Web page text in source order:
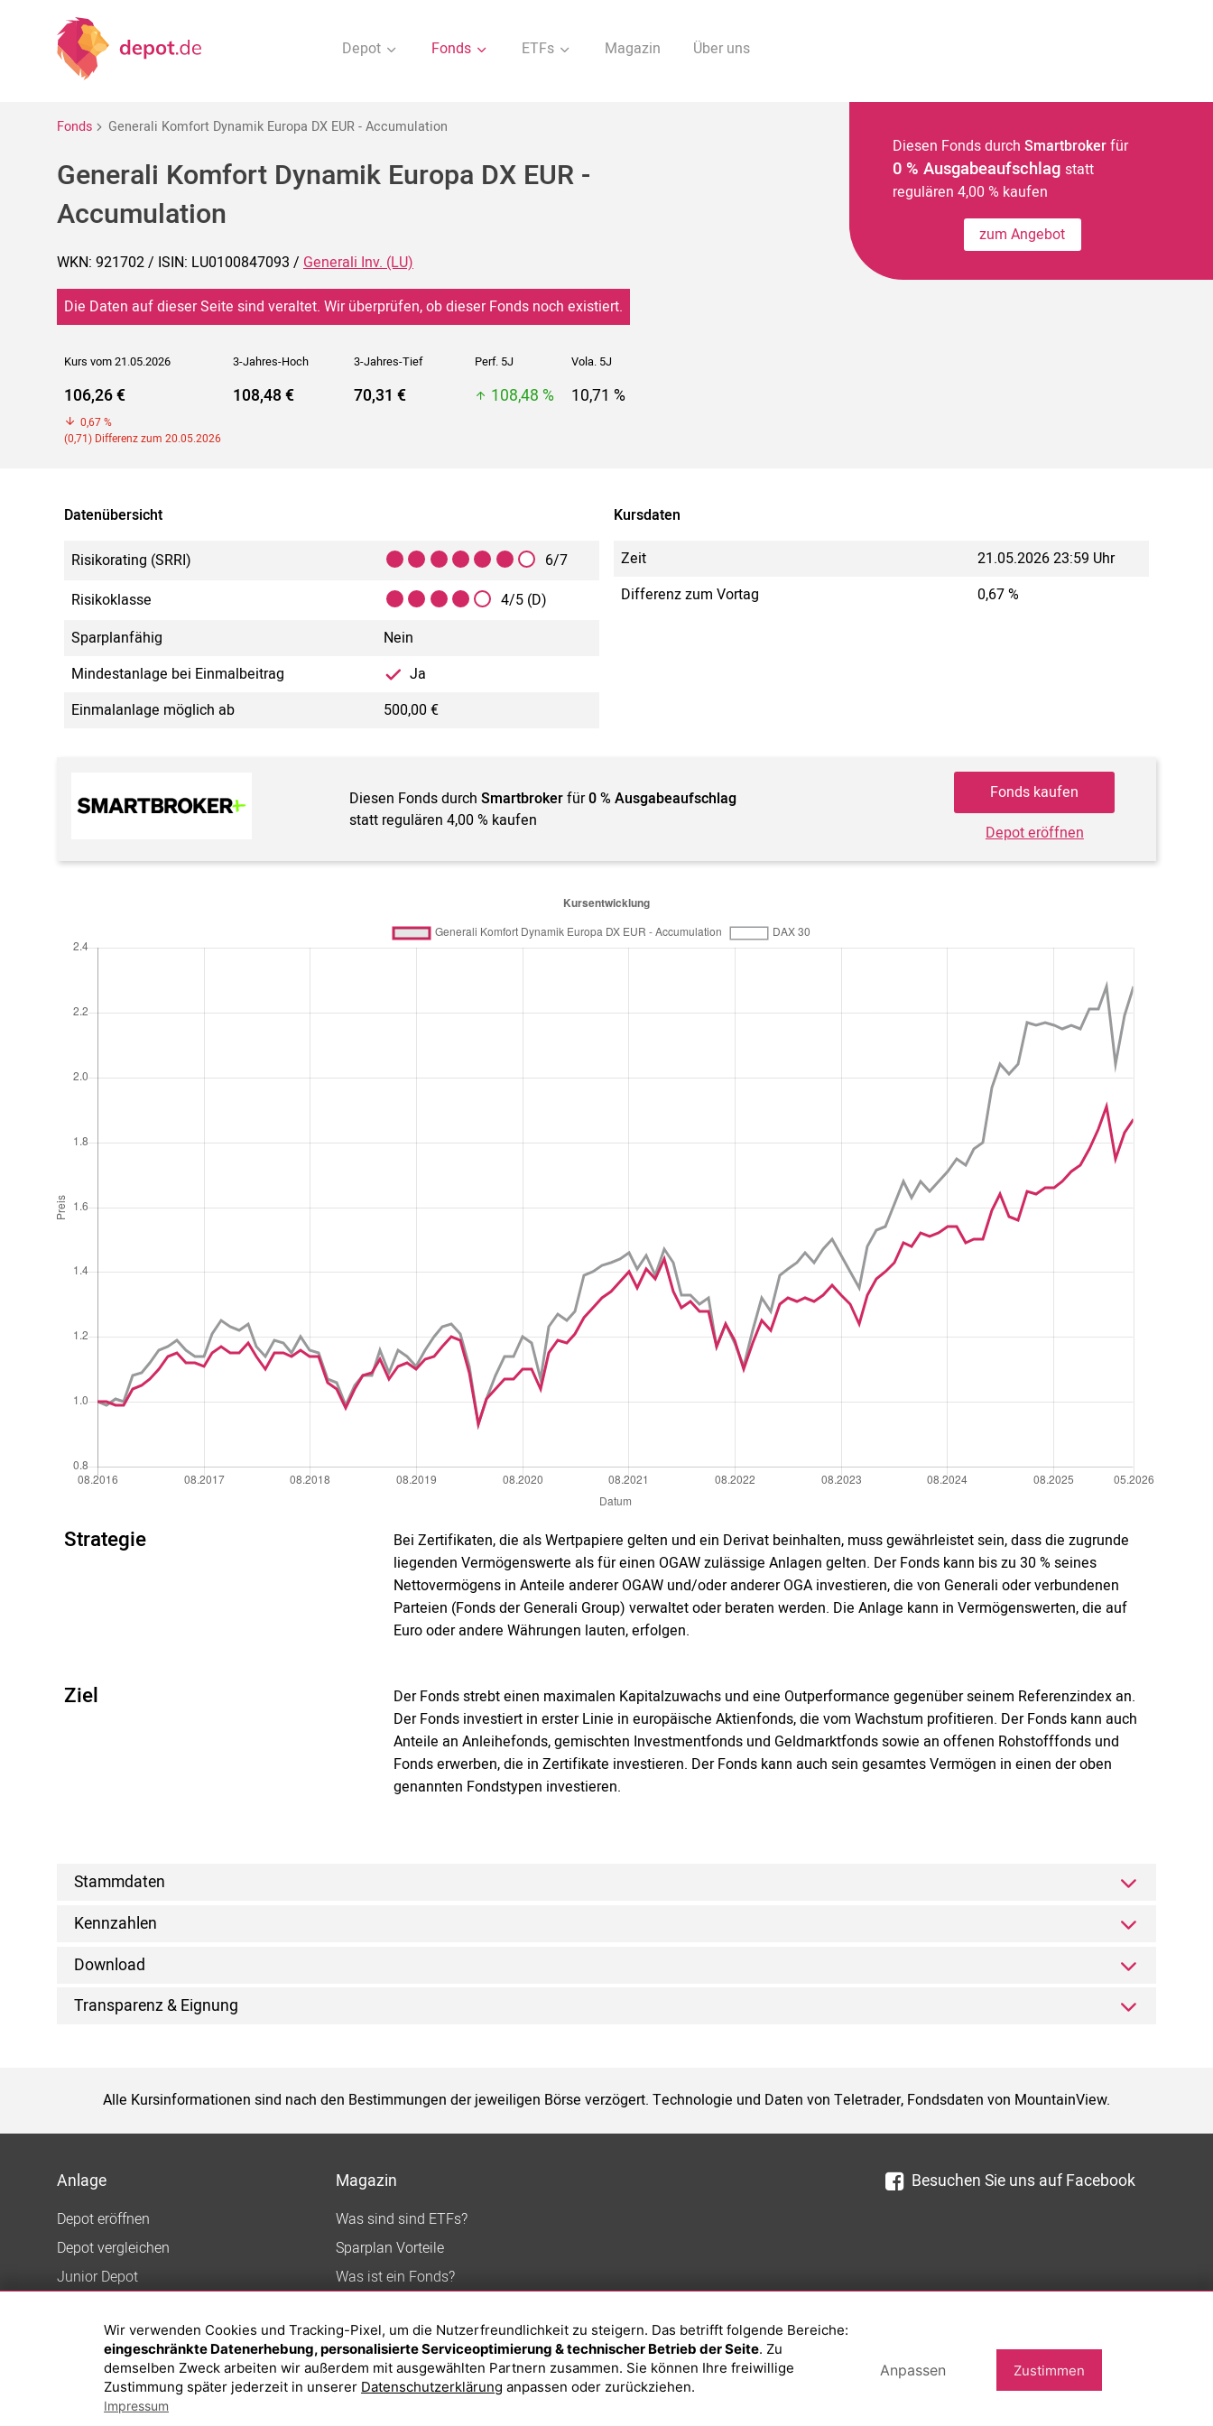
Depot Fonds ETFs Magazin Über uns
Fonds Generali Komfort Dynamik Europa DX EUR - Accumulation
Generali Komfort Dynamik Europa DX EUR -
Accumulation
WKN: 921702 / ISIN: LU0100847093 / Generali Inv. (LU)
Die Daten auf dieser Seite sind veraltet. Wir überprüfen, ob dieser Fonds noch existiert.
Kurs vom 21.05.2026 3-Jahres-Hoch 3-Jahres-Tief Perf. 5J Vola. 5J
106,26 €
0,67 %
(0,71) Differenz zum 20.05.2026
108,48 € 70,31 € 108,48 % 10,71 %
Diesen Fonds durch Smartbrokerfür
0 % Ausgabeaufschlag statt
regulären 4,00 % kaufen
zum Angebot
Datenübersicht
Risikorating (SRRI)
6/7
Risikoklasse
4/5 (D)
Sparplanfähig
Nein
Mindestanlage bei Einmalbeitrag
Ja
Einmalanlage möglich ab
500,00 €
Kursdaten
Zeit
21.05.2026 23:59 Uhr
Differenz zum Vortag
0,67 %
Diesen Fonds durchSmartbrokerfür0 % Ausgabeaufschlag
statt regulären 4,00 % kaufen
Fonds kaufen
Depot eröffnen
Strategie
Bei Zertifikaten, die als Wertpapiere gelten und ein Derivat beinhalten, muss gewährleistet sein, dass die zugrunde
liegenden Vermögenswerte als für einen OGAW zulässige Anlagen gelten. Der Fonds kann bis zu 30 % seines
Nettovermögens in Anteile anderer OGAW und/oder anderer OGA investieren, die von Generali oder verbundenen
Parteien (Fonds der Generali Group) verwaltet oder beraten werden. Die Anlage kann in Vermögenswerten, die auf
Euro oder andere Währungen lauten, erfolgen.
Ziel
Der Fonds strebt einen maximalen Kapitalzuwachs und eine Outperformance gegenüber seinem Referenzindex an.
Der Fonds investiert in erster Linie in europäische Aktienfonds, die vom Wachstum profitieren. Der Fonds kann auch
Anteile an Anleihefonds, gemischten Investmentfonds und Geldmarktfonds sowie an offenen Rohstofffonds und
Fonds erwerben, die in Zertifikate investieren. Der Fonds kann auch sein gesamtes Vermögen in einen der oben
genannten Fondstypen investieren.
Stammdaten
Kennzahlen
Download
Transparenz & Eignung
Alle Kursinformationen sind nach den Bestimmungen der jeweiligen Börse verzögert. Technologie und Daten von Teletrader, Fondsdaten von MountainView.
Anlage
Depot eröffnen
Depot vergleichen
Junior Depot
Top-Fonds
Fonds-Suche
Magazin
Was sind sind ETFs?
Sparplan Vorteile
Was ist ein Fonds?
Besuchen Sie uns auf Facebook
Wir verwenden Cookies und Tracking-Pixel, um die Nutzerfreundlichkeit zu steigern. Das betrifft folgende Bereiche:
eingeschränkte Datenerhebung, personalisierte Serviceoptimierung & technischer Betrieb der Seite. Zu
demselben Zweck arbeiten wir außerdem mit ausgewählten Partnern zusammen. Sie können Ihre freiwillige
Zustimmung später jederzeit in unserer Datenschutzerklärung anpassen oder zurückziehen.
Impressum
Anpassen Zustimmen